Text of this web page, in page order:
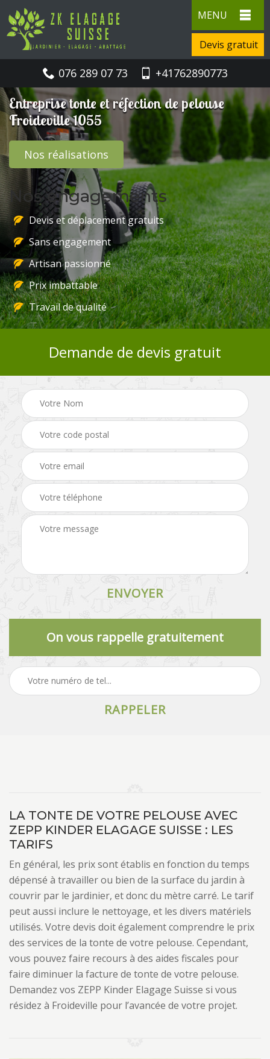
MENU
Devis gratuit
076 289 07 73 +41762890773
Entreprise tonte et réfection de pelouse
Froideville 1055
Nos réalisations
Nos engagements
Devis et déplacement gratuits
Sans engagement
Artisan passionné
Prix imbattable
Travail de qualité
Demande de devis gratuit
On vous rappelle gratuitement
LA TONTE DE VOTRE PELOUSE AVEC
ZEPP KINDER ELAGAGE SUISSE : LES
TARIFS
En général, les prix sont établis en fonction du temps
dépensé à travailler ou bien de la surface du jardin à
couvrir par le jardinier, et donc du mètre carré. Le tarif
peut aussi inclure le nettoyage, et les divers matériels
utilisés. Votre devis doit également comprendre le prix
des services de la tonte de votre pelouse. Cependant,
vous pouvez faire recours à des aides fiscales pour
faire diminuer la facture de tonte de votre pelouse.
Demandez vos ZEPP Kinder Elagage Suisse si vous
résidez à Froideville pour l’avancée de votre projet.